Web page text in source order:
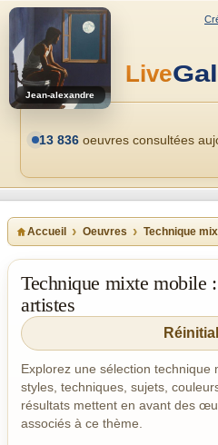
Jean-alexandre
13 836 oeuvres consultées
Accueil Oeuvres Technique
Technique mixte mobile
artistes
Explorez une sélection technique
styles, techniques, sujets,
résultats mettent en avant des
associés à ce thème.